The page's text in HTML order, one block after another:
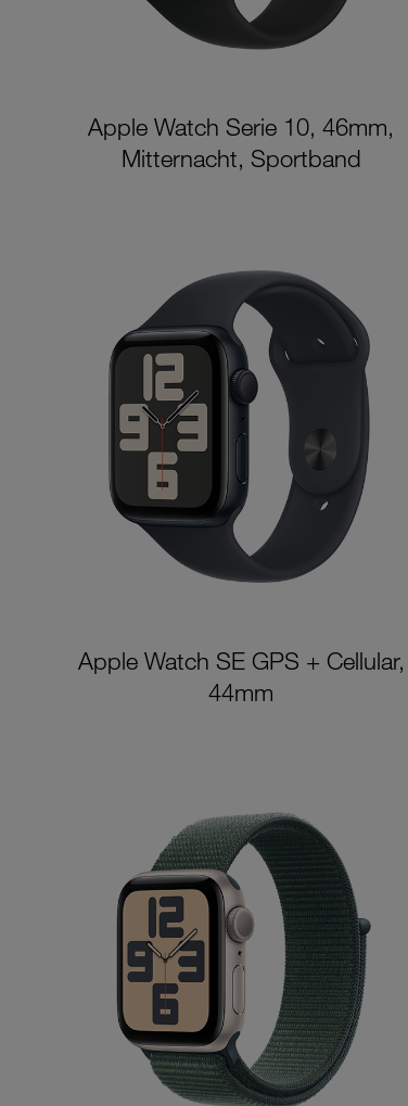
Apple Watch Serie 10, 46mm,
Mitternacht, Sportband
Apple Watch SE GPS + Cellular,
44mm